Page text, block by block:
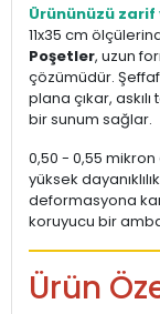
Ürününüzü
11x35 cm
Poşetler, uzun
çözümüdür.
plana çıkar,
bir sunum sağlar.
0,50 - 0,55 mikron
yüksek
deformasyona
koruyucu bir
Ürün